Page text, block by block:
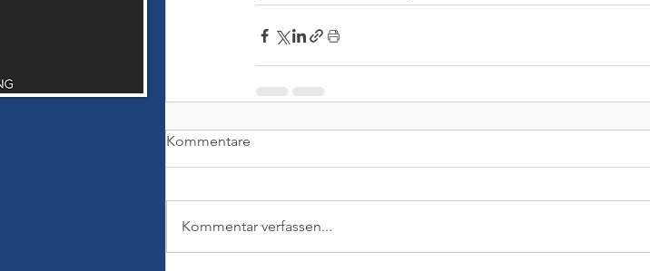
Kommentare
Kommentar verfassen...